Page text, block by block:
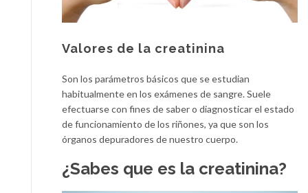
Valores de la creatinina
Son los parámetros básicos que se estudian
habitualmente en los exámenes de sangre. Suele
efectuarse con fines de saber o diagnosticar el estado
de funcionamiento de los riñones, ya que son los
órganos depuradores de nuestro cuerpo.
¿Sabes que es la creatinina?